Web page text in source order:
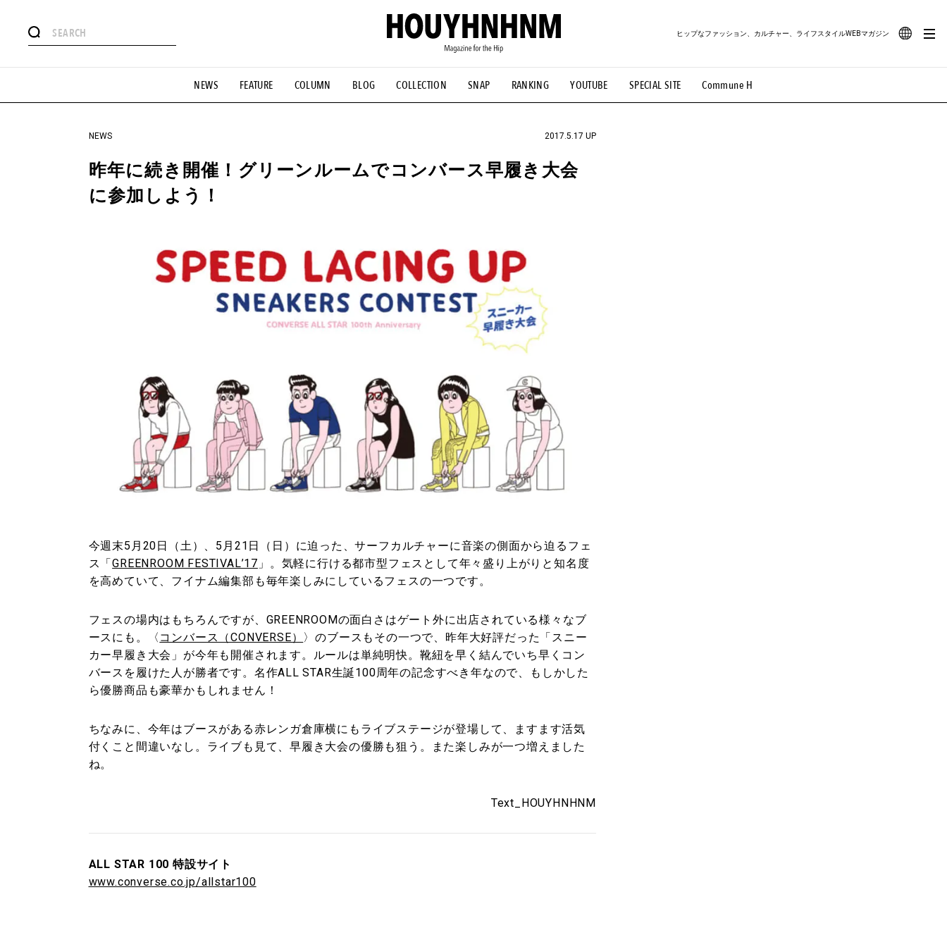
NEWS FEATURE COLUMN BLOG COLLECTION SNAP RANKING YOUTUBE SPECIAL SITE Commune H
ヒップなファッション、カルチャー、ライフスタイルWEBマガジン
#憧れの逸品 #ESSENTIAL DESIGNS #古着サミット #NEW VINTAGE #マイナーグッド図鑑 #路地裏てぃーん。 #MONTHLY JOURNAL
#GH 銘品の所以 #フイナムのYouTube #Commune H #FOCUS IT #AH.H #ととけん #FASHION #MUSIC #MOVIE #LIFESTYLE #SNEAKER #OUTDOOR
#HANDSOME HANDBOOK
NEWS 2017.5.17 UP
昨年に続き開催！グリーンルームでコンバース早履き大会
に参加しよう！
今週末5月20日（土）、5月21日（日）に迫った、サーフカルチャーに音楽の側面から迫るフェ
ス「GREENROOM FESTIVAL’17 」。気軽に行ける都市型フェスとして年々盛り上がりと知名度
を高めていて、フイナム編集部も毎年楽しみにしているフェスの一つです。
フェスの場内はもちろんですが、GREENROOMの面白さはゲート外に出店されている様々なブ
ースにも。〈 コンバース（CONVERSE） 〉のブースもその一つで、昨年大好評だった「スニー
カー早履き大会」が今年も開催されます。ルールは単純明快。靴紐を早く結んでいち早くコン
バースを履けた人が勝者です。名作ALL STAR生誕100周年の記念すべき年なので、もしかした
ら優勝商品も豪華かもしれません！
ちなみに、今年はブースがある赤レンガ倉庫横にもライブステージが登場して、ますます活気
付くこと間違いなし。ライブも見て、早履き大会の優勝も狙う。また楽しみが一つ増えました
ね。
Text_HOUYHNHNM
ALL STAR 100 特設サイト
www.converse.co.jp/allstar100